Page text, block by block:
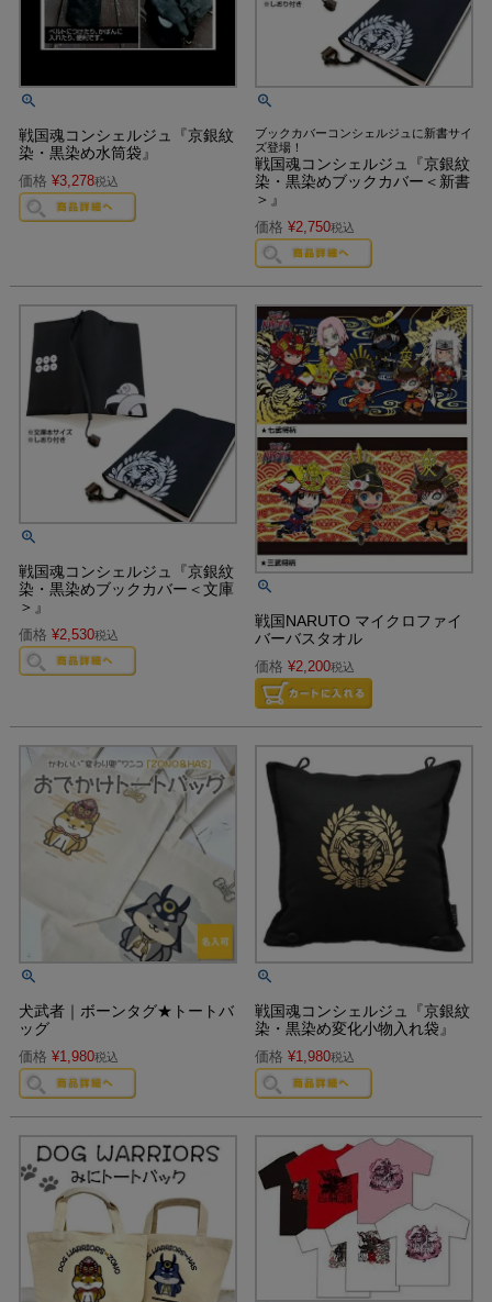
戦国魂コンシェルジュ『京銀紋
染・黒染め水筒袋』
価格 ¥3,278税込
ブックカバーコンシェルジュに新書サイ
ズ登場！
戦国魂コンシェルジュ『京銀紋
染・黒染めブックカバー＜新書
＞』
価格 ¥2,750税込
戦国魂コンシェルジュ『京銀紋
染・黒染めブックカバー＜文庫
＞』
価格 ¥2,530税込
戦国NARUTO マイクロファイ
バーバスタオル
価格 ¥2,200税込
犬武者｜ボーンタグ★トートバ
ッグ
価格 ¥1,980税込
戦国魂コンシェルジュ『京銀紋
染・黒染め変化小物入れ袋』
価格 ¥1,980税込